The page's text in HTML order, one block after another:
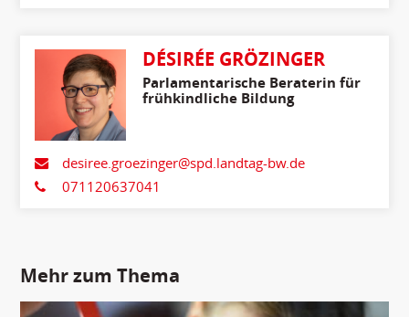
DÉSIRÉE GRÖZINGER
Parlamentarische Beraterin für
frühkindliche Bildung
desiree.groezinger@spd.landtag-bw.de
071120637041
Mehr zum Thema